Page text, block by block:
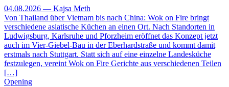
04.08.2026 — Kajsa Meth
Von Thailand über Vietnam bis nach China: Wok on Fire bringt
verschiedene asiatische Küchen an einen Ort. Nach Standorten in
Ludwigsburg, Karlsruhe und Pforzheim eröffnet das Konzept jetzt
auch im Vier-Giebel-Bau in der Eberhardstraße und kommt damit
erstmals nach Stuttgart. Statt sich auf eine einzelne Landesküche
festzulegen, vereint Wok on Fire Gerichte aus verschiedenen Teilen
[…]
Opening